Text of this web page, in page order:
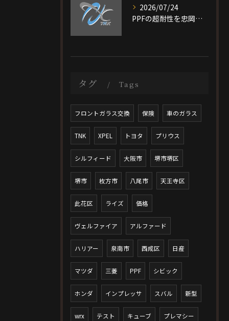
2026/07/24
PPFの超耐性を忠岡町で実現する大阪府泉北郡で後悔しない施工ガイド
タグ Tags
フロントガラス交換 保険 車のガラス
TNK XPEL トヨタ プリウス
シルフィード 大阪市 堺市堺区
堺市 枚方市 八尾市 天王寺区
此花区 ライズ 価格
ヴェルファイア アルファード
ハリアー 泉南市 西成区 日産
マツダ 三菱 PPF シビック
ホンダ インプレッサ スバル 新型
wrx テスト キューブ プレマシー